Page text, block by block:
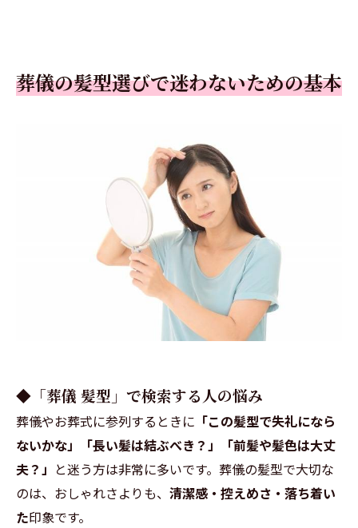
葬儀の髪型選びで迷わないための基本
◆「葬儀 髪型」で検索する人の悩み
葬儀やお葬式に参列するときに 「この髪型で失礼になら
ないかな」「長い髪は結ぶべき？」「前髪や髪色は大丈
夫？」 と迷う方は非常に多いです。葬儀の髪型で大切な
のは、おしゃれさよりも、 清潔感・控えめさ・落ち着い
た印象です。